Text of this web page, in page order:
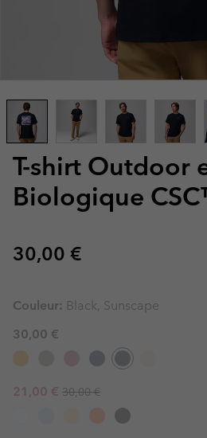
T-shirt Outdoor
Biologique
Regular price:
30,00 €
Couleur: Black, Sunscape
30,00 €
Sale price:
21,00 € Regular price:
30,00 €